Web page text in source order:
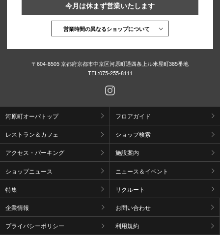
今月は休まず営業いたします
営業時間の異なるショップについて
〒604-8505 京都府京都市中京区河原町通四条上ル米屋町385番地
TEL:075-255-8111
河原町オーパトップ フロアガイド
レストラン＆カフェ ショップ検索
アクセス・パーキング 施設案内
ショップニュース ニュース＆イベント
特集 リクルート
企業情報 お問い合わせ
プライバシーポリシー 利用規約